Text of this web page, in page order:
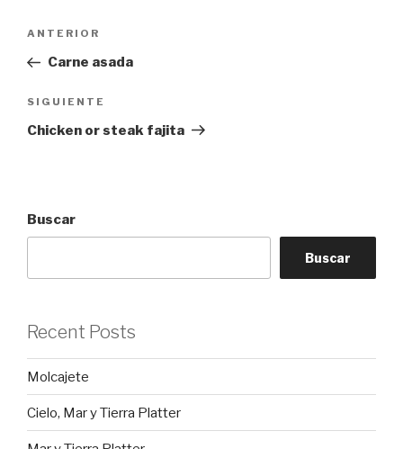
entradas
Entrada
anterior:
ANTERIOR
Carne asada
Siguiente
entrada
SIGUIENTE
Chicken or steak fajita
Buscar
Buscar
Recent Posts
Molcajete
Cielo, Mar y Tierra Platter